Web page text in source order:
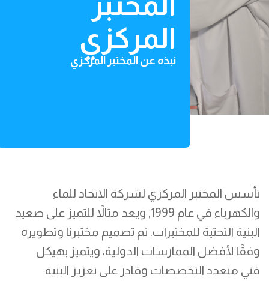
المركزي
نبذه عن المختبر المركزي
تأسس المختبر المركزي لشركة الاتحاد للماء
والكهرباء في عام 1999, ويعد مثالاً للتميز على صعيد
البنية التحتية للمختبرات. تم تصميم مختبرنا وتطويره
وفقًا لأفضل الممارسات الدولية، ويتميز بهيكل
فني متعدد التخصصات وقادر على تعزيز البنية